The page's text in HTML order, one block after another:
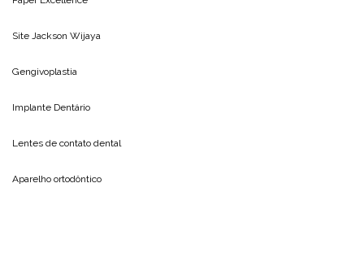
Site Jackson Wijaya
Gengivoplastia
Implante Dentário
Lentes de contato dental
Aparelho ortodôntico